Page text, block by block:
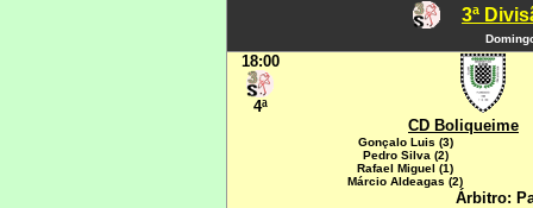
3ª
18:00
4ª
CD Boliqueime
Gonçalo Luis (3)
Pedro Silva (2)
Rafael Miguel (1)
Márcio Aldeagas (2)
Árbitro: